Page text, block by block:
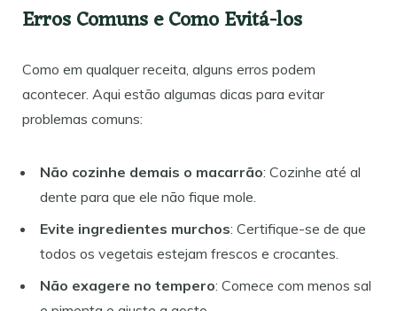
Erros Comuns e Como Evitá-los
Como em qualquer receita, alguns erros podem
acontecer. Aqui estão algumas dicas para evitar
problemas comuns:
Não cozinhe demais o macarrão: Cozinhe até al
dente para que ele não fique mole.
Evite ingredientes murchos: Certifique-se de que
todos os vegetais estejam frescos e crocantes.
Não exagere no tempero: Comece com menos sal